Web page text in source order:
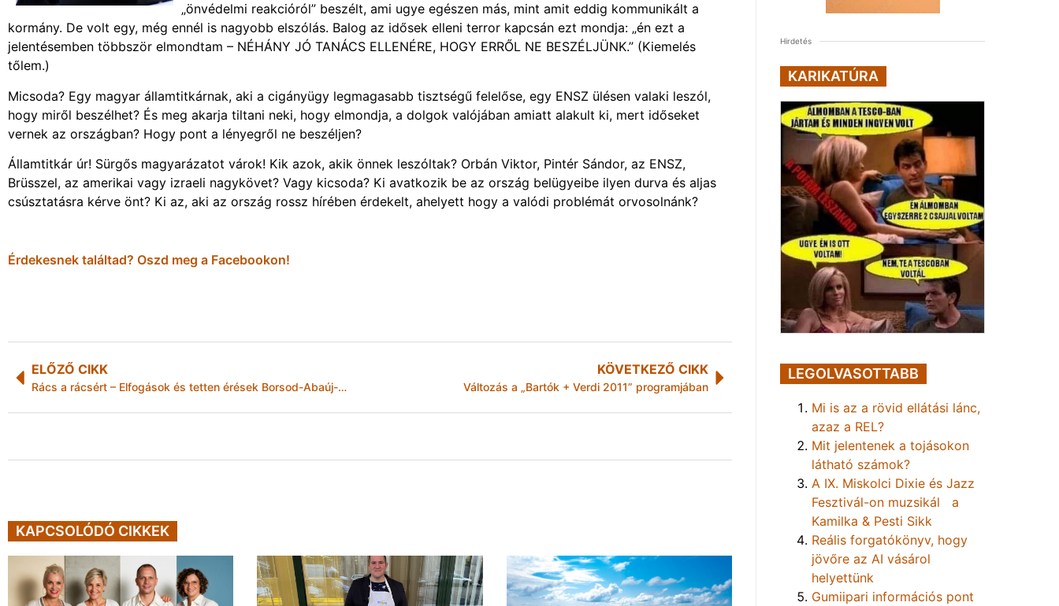
„önvédelmi reakcióról” beszélt, ami ugye egészen más, mint amit eddig kommunikált a
kormány. De volt egy, még ennél is nagyobb elszólás. Balog az idősek elleni terror kapcsán ezt mondja: „én ezt a
jelentésemben többször elmondtam – NÉHÁNY JÓ TANÁCS ELLENÉRE, HOGY ERRŐL NE BESZÉLJÜNK.” (Kiemelés
tőlem.)
Micsoda? Egy magyar államtitkárnak, aki a cigányügy legmagasabb tisztségű felelőse, egy ENSZ ülésen valaki leszól,
hogy miről beszélhet? És meg akarja tiltani neki, hogy elmondja, a dolgok valójában amiatt alakult ki, mert időseket
vernek az országban? Hogy pont a lényegről ne beszéljen?
Államtitkár úr! Sürgős magyarázatot várok! Kik azok, akik önnek leszóltak? Orbán Viktor, Pintér Sándor, az ENSZ,
Brüsszel, az amerikai vagy izraeli nagykövet? Vagy kicsoda? Ki avatkozik be az ország belügyeibe ilyen durva és aljas
csúsztatásra kérve önt? Ki az, aki az ország rossz hírében érdekelt, ahelyett hogy a valódi problémát orvosolnánk?
Érdekesnek találtad? Oszd meg a Facebookon!
ELŐZŐ CIKK
Rács a rácsért – Elfogások és tetten érések Borsod-Abaúj-Zemplén megyében
KÖVETKEZŐ CIKK
Változás a „Bartók + Verdi 2011” programjában
KAPCSOLÓDÓ CIKKEK
Hirdetés
KARIKATÚRA
LEGOLVASOTTABB
Mi is az a rövid ellátási lánc,
azaz a REL?
Mit jelentenek a tojásokon
látható számok?
A IX. Miskolci Dixie és Jazz
Fesztivál-on muzsikál a
Kamilka & Pesti Sikk
Reális forgatókönyv, hogy
jövőre az AI vásárol
helyettünk
Gumiipari információs pont